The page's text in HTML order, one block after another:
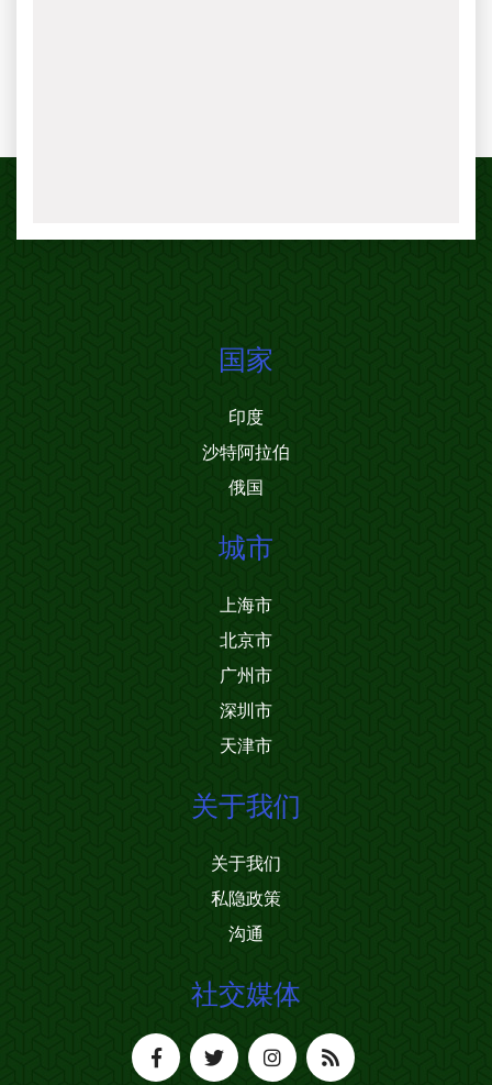
国家
印度
沙特阿拉伯
俄国
城市
上海市
北京市
广州市
深圳市
天津市
关于我们
关于我们
私隐政策
沟通
社交媒体